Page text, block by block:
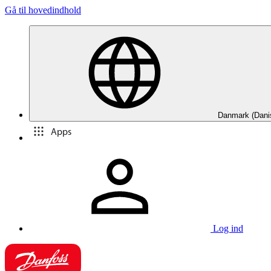
Gå til hovedindhold
Danmark
Apps
Log ind